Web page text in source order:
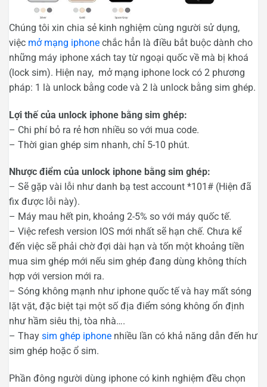
Chúng tôi xin chia sẻ kinh nghiệm cùng người sử dụng,
việc mở mạng iphone chắc hẳn là điều bắt buộc dành cho
những máy iphone xách tay từ ngoại quốc về mà bị khoá
(lock sim). Hiện nay, mở mạng iphone lock có 2 phương
pháp: 1 là unlock bằng code và 2 là unlock bằng sim ghép.
Lợi thế của unlock iphone bằng sim ghép:
– Chi phí bỏ ra rẻ hơn nhiều so với mua code.
– Thời gian ghép sim nhanh, chỉ 5-10 phút.
Nhược điểm của unlock iphone bằng sim ghép:
– Sẽ gặp vài lỗi như danh bạ test account *101# (Hiện đã
fix được lỗi này).
– Máy mau hết pin, khoảng 2-5% so với máy quốc tế.
– Việc refesh version IOS mới nhất sẽ hạn chế. Chưa kể
đến việc sẽ phải chờ đợi dài hạn và tốn một khoảng tiền
mua sim ghép mới nếu sim ghép đang dùng không thích
hợp với version mới ra.
– Sóng không mạnh như iphone quốc tế và hay mất sóng
lặt vặt, đặc biệt tại một số địa điểm sóng không ổn định
như hầm siêu thị, tòa nhà….
– Thay sim ghép iphone nhiều lần có khả năng dẫn đến hư
sim ghép hoặc ổ sim.
Phần đông người dùng iphone có kinh nghiệm đều chọn